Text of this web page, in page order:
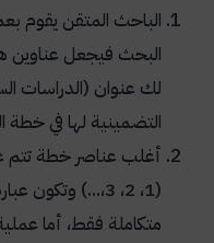
الباحث المتقن يقوم
البحث فيجعل عناوين
لك عنوان (الدراسات
التضمينية لها في خطة
أغلب عناصر خطة تتم
(1، 2، 3،...)
متكاملة فقط، أما